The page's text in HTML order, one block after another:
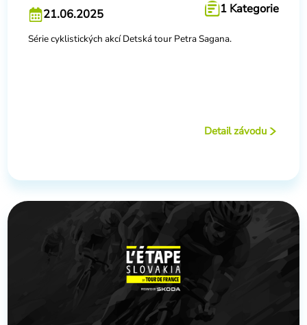
21.06.2025 1 Kategorie
Série cyklistických akcí Detská tour Petra Sagana.
Detail závodu